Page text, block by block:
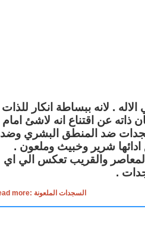
. لانه ببساطة انكار للذات
ذاته عن اقتناع انه لاشئ امام
ضد المنطق البشري وضد
ادائها شرير وخبيث وملعون .
المعاصر والقريب تعكس الي اي
.
Read more: السجدات الملعونة